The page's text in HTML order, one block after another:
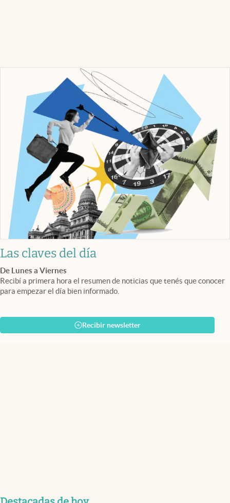
Las claves del día
De Lunes a Viernes
Recibí a primera hora el resumen de noticias que tenés que conocer
para empezar el día bien informado.
Recibir newsletter